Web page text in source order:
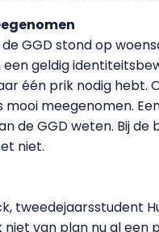
de GGD stond op
geldig
één prik nodig hebt.
mooi meegenomen.
de GGD weten. Bij
niet.
tweedejaarsstudent
niet van plan nu al